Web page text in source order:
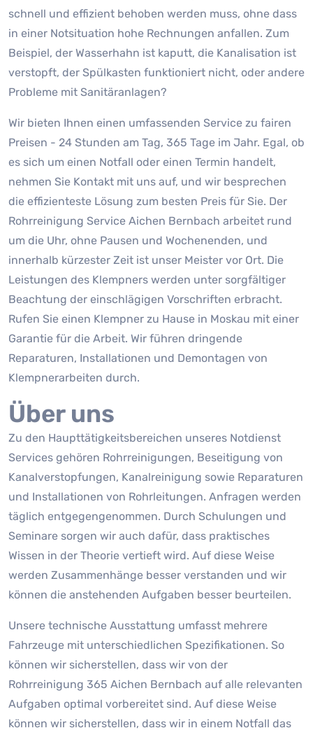
schnell und effizient behoben werden muss, ohne dass
in einer Notsituation hohe Rechnungen anfallen. Zum
Beispiel, der Wasserhahn ist kaputt, die Kanalisation ist
verstopft, der Spülkasten funktioniert nicht, oder andere
Probleme mit Sanitäranlagen?
Wir bieten Ihnen einen umfassenden Service zu fairen
Preisen - 24 Stunden am Tag, 365 Tage im Jahr. Egal, ob
es sich um einen Notfall oder einen Termin handelt,
nehmen Sie Kontakt mit uns auf, und wir besprechen
die effizienteste Lösung zum besten Preis für Sie. Der
Rohrreinigung Service Aichen Bernbach arbeitet rund
um die Uhr, ohne Pausen und Wochenenden, und
innerhalb kürzester Zeit ist unser Meister vor Ort. Die
Leistungen des Klempners werden unter sorgfältiger
Beachtung der einschlägigen Vorschriften erbracht.
Rufen Sie einen Klempner zu Hause in Moskau mit einer
Garantie für die Arbeit. Wir führen dringende
Reparaturen, Installationen und Demontagen von
Klempnerarbeiten durch.
Über uns
Zu den Haupttätigkeitsbereichen unseres Notdienst
Services gehören Rohrreinigungen, Beseitigung von
Kanalverstopfungen, Kanalreinigung sowie Reparaturen
und Installationen von Rohrleitungen. Anfragen werden
täglich entgegengenommen. Durch Schulungen und
Seminare sorgen wir auch dafür, dass praktisches
Wissen in der Theorie vertieft wird. Auf diese Weise
werden Zusammenhänge besser verstanden und wir
können die anstehenden Aufgaben besser beurteilen.
Unsere technische Ausstattung umfasst mehrere
Fahrzeuge mit unterschiedlichen Spezifikationen. So
können wir sicherstellen, dass wir von der
Rohrreinigung 365 Aichen Bernbach auf alle relevanten
Aufgaben optimal vorbereitet sind. Auf diese Weise
können wir sicherstellen, dass wir in einem Notfall das